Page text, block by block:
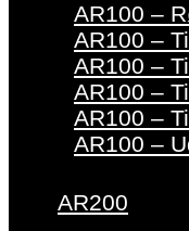
AR100 –
AR100 –
AR100 –
AR100 –
AR100 –
AR100 –
AR200